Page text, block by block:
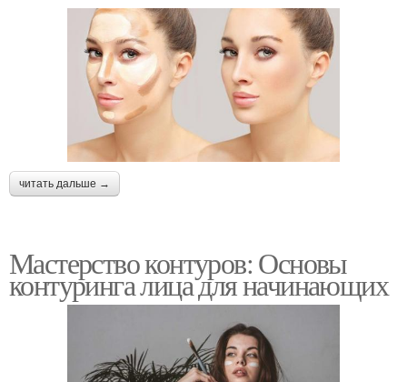
читать дальше →
Мастерство контуров: Основы
контуринга лица для начинающих